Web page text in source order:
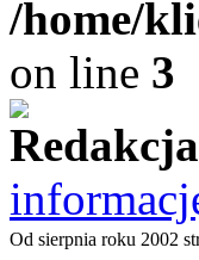
/home/
on line 3
Redakcja
Od sierpnia roku 2002